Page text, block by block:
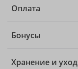
Оплата
Бонусы
Хранение и уход